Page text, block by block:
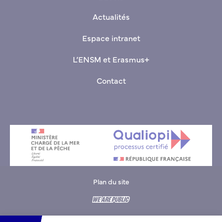
Actualités
Espace intranet
L’ENSM et Erasmus+
Contact
Plan du site